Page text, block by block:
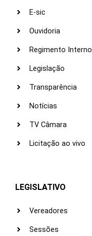
E-sic
Ouvidoria
Regimento Interno
Legislação
Transparência
Notícias
TV Câmara
Licitação ao vivo
LEGISLATIVO
Vereadores
Sessões